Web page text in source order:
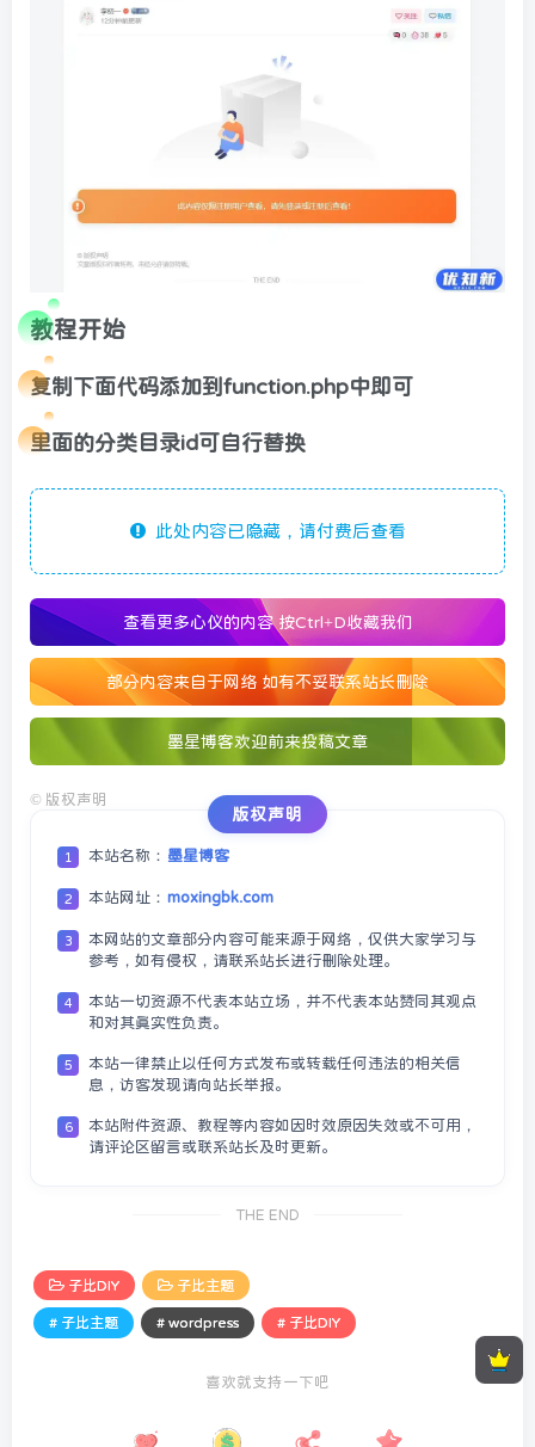
教程开始
复制下面代码添加到function.php中即可
里面的分类目录id可自行替换
此处内容已隐藏，请付费后查看
查看更多心仪的内容按Ctrl+D收藏我们
部分内容来自于网络 如有不妥联系站长删除
墨星博客欢迎前来投稿文章
© 版权声明
版权声明
1 本站名称： 墨星博客
2 本站网址： moxingbk.com
3
本网站的文章部分内容可能来源于网络，仅供大家学习与
参考，如有侵权，请联系站长进行删除处理。
4
本站一切资源不代表本站立场，并不代表本站赞同其观点
和对其真实性负责。
5
本站一律禁止以任何方式发布或转载任何违法的相关信
息，访客发现请向站长举报。
6
本站附件资源、教程等内容如因时效原因失效或不可用，
请评论区留言或联系站长及时更新。
THE END
子比DIY 子比主题
# 子比主题 # wordpress # 子比DIY
喜欢就支持一下吧